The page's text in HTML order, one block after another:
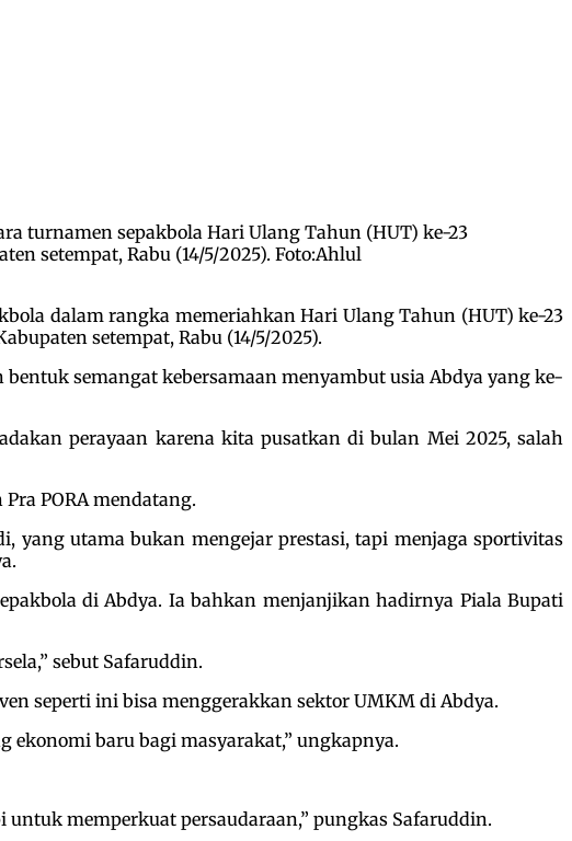
turnamen sepakbola Hari Ulang Tahun (HUT) ke-23
setempat, Rabu (14/5/2025). Foto:Ahlul
dalam rangka memeriahkan Hari Ulang Tahun (HUT) ke-23
setempat, Rabu (14/5/2025).
semangat kebersamaan menyambut usia Abdya yang ke-
perayaan karena kita pusatkan di bulan Mei 2025, salah
PORA mendatang.
yang utama bukan mengejar prestasi, tapi menjaga sportivitas
di Abdya. Ia bahkan menjanjikan hadirnya Piala Bupati
sebut Safaruddin.
seperti ini bisa menggerakkan sektor UMKM di Abdya.
ekonomi baru bagi masyarakat,” ungkapnya.
memperkuat persaudaraan,” pungkas Safaruddin.